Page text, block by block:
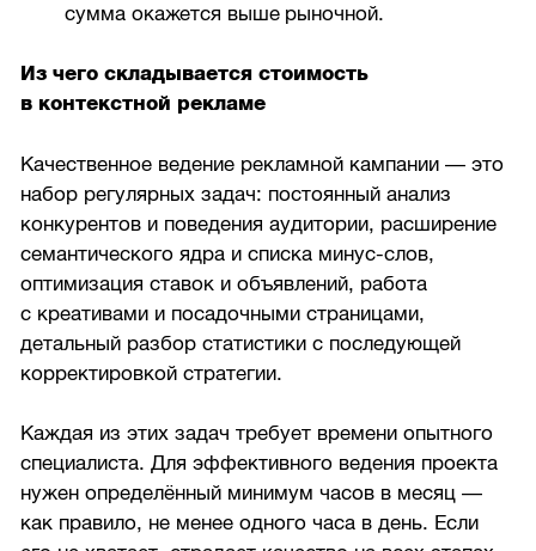
сумма окажется выше рыночной.
Из чего складывается стоимость
в контекстной рекламе
Качественное ведение рекламной кампании — это
набор регулярных задач: постоянный анализ
конкурентов и поведения аудитории, расширение
семантического ядра и списка минус-слов,
оптимизация ставок и объявлений, работа
с креативами и посадочными страницами,
детальный разбор статистики с последующей
корректировкой стратегии.
Каждая из этих задач требует времени опытного
специалиста. Для эффективного ведения проекта
нужен определённый минимум часов в месяц —
как правило, не менее одного часа в день. Если